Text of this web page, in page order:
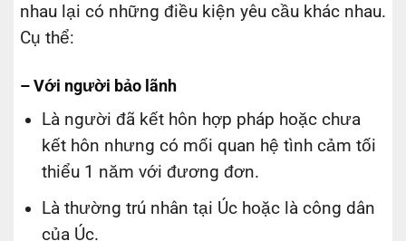
nhau lại có những điều kiện yêu cầu khác nhau.
Cụ thể:
– Với người bảo lãnh
Là người đã kết hôn hợp pháp hoặc chưa
kết hôn nhưng có mối quan hệ tình cảm tối
thiểu 1 năm với đương đơn.
Là thường trú nhân tại Úc hoặc là công dân
của Úc.